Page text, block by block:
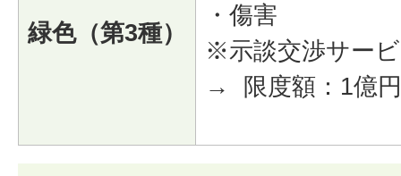
緑色（第3種）
・傷害
※示談交渉サー
→ 限度額：1億円